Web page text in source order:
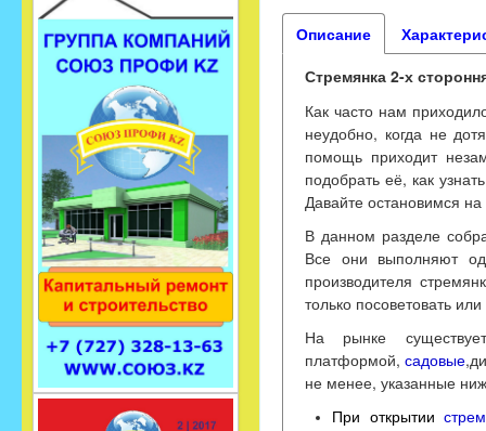
Описание
Стремянка 2-х
Как часто нам
неудобно, когда не
помощь приходит
подобрать её, как
Давайте остановимся
В данном разделе
Все они выполняют
производителя
только посоветовать
На рынке
платформой, садовые,
не менее, указанные
При открытии